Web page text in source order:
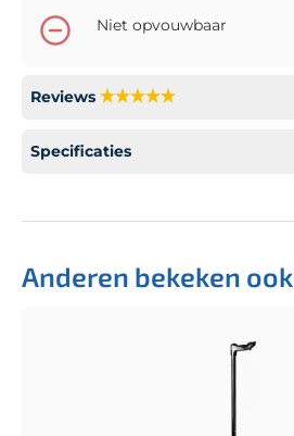
Niet opvouwbaar
Reviews
Specificaties
Anderen bekeken ook